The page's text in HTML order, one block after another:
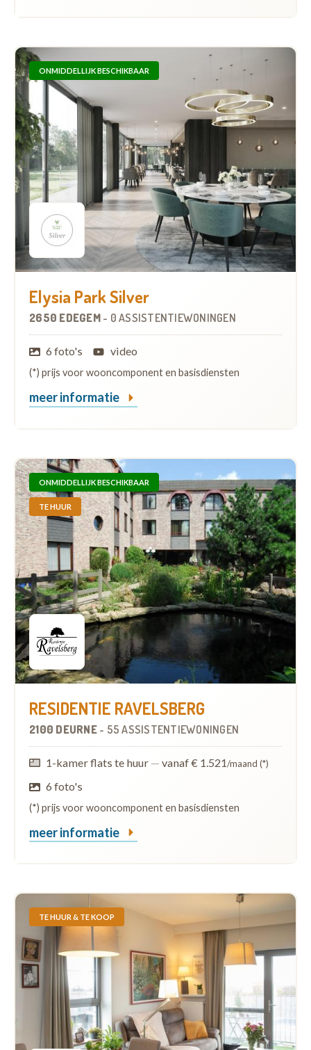
ONMIDDELLIJK BESCHIKBAAR
Elysia Park Silver
2650 EDEGEM - 0 ASSISTENTIEWONINGEN
6 foto's video
(*) prijs voor wooncomponent en basisdiensten
meer informatie
ONMIDDELLIJK BESCHIKBAAR
TE HUUR
RESIDENTIE RAVELSBERG
2100 DEURNE - 55 ASSISTENTIEWONINGEN
1-kamer flats te huur — vanaf € 1.521/maand (*)
6 foto's
(*) prijs voor wooncomponent en basisdiensten
meer informatie
TE HUUR & TE KOOP